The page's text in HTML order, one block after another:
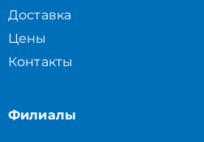
Доставка
Цены
Контакты
Филиалы